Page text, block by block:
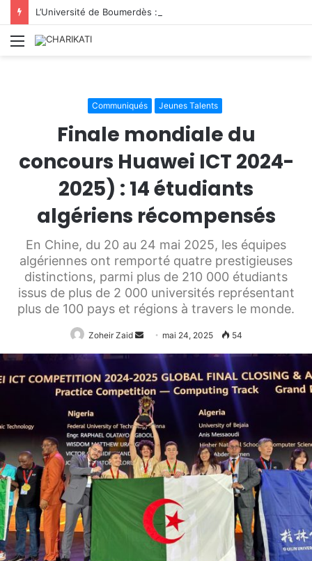
Menu
Communiqués Jeunes Talents
Finale mondiale du
concours Huawei ICT 2024-
2025) : 14 étudiants
algériens récompensés
En Chine, du 20 au 24 mai 2025, les équipes
algériennes ont remporté quatre prestigieuses
distinctions, parmi plus de 210 000 étudiants
issus de plus de 2 000 universités représentant
plus de 100 pays et régions à travers le monde.
Zoheir Zaid
Envoyer
un
courriel
mai 24, 2025 54